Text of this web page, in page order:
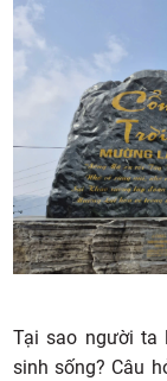
Tại sao người ta
sinh sống? Câu